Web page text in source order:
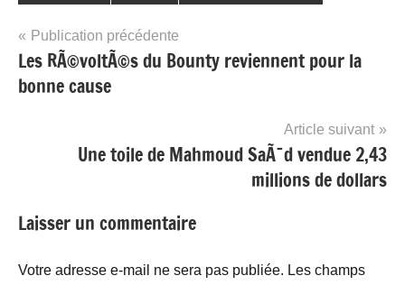
Navigation
de
l’article
Publication précédente
Les RÃ©voltÃ©s du Bounty reviennent pour la
bonne cause
Article suivant
Une toile de Mahmoud SaÃ¯d vendue 2,43
millions de dollars
Laisser un commentaire
Votre adresse e-mail ne sera pas publiée. Les champs